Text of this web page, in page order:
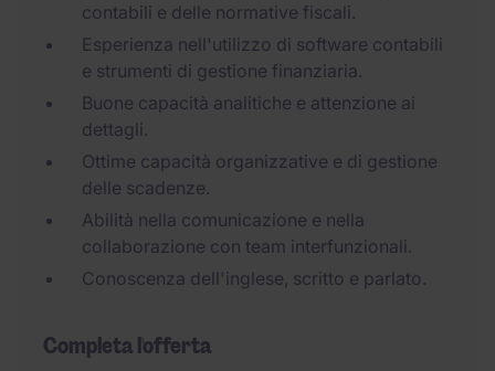
contabili e delle normative fiscali.
Esperienza nell'utilizzo di software contabili
e strumenti di gestione finanziaria.
Buone capacità analitiche e attenzione ai
dettagli.
Ottime capacità organizzative e di gestione
delle scadenze.
Abilità nella comunicazione e nella
collaborazione con team interfunzionali.
Conoscenza dell'inglese, scritto e parlato.
Completa l'offerta